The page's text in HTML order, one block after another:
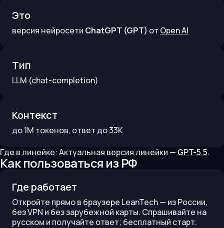
Это
версия нейросети ChatGPT (GPT) от Open AI
Тип
LLM (chat-completion)
Контекст
до1M токенов, ответ до 33K
Где в линейке:Актуальная версия линейки — GPT-5.5.
Как пользоваться из РФ
Где работает
Откройте прямо в браузере LeanTech — из России,
без VPN и без зарубежной карты. Спрашивайте на
русском и получайте ответ; бесплатный старт.